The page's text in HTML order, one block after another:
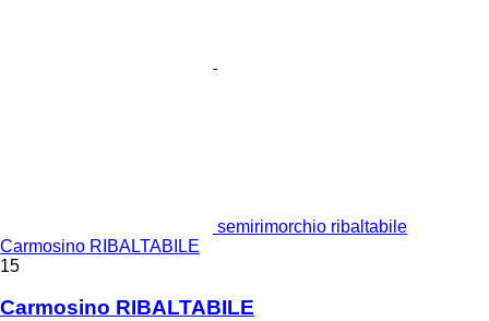
semirimorchio ribaltabile
Carmosino RIBALTABILE
15
Carmosino RIBALTABILE